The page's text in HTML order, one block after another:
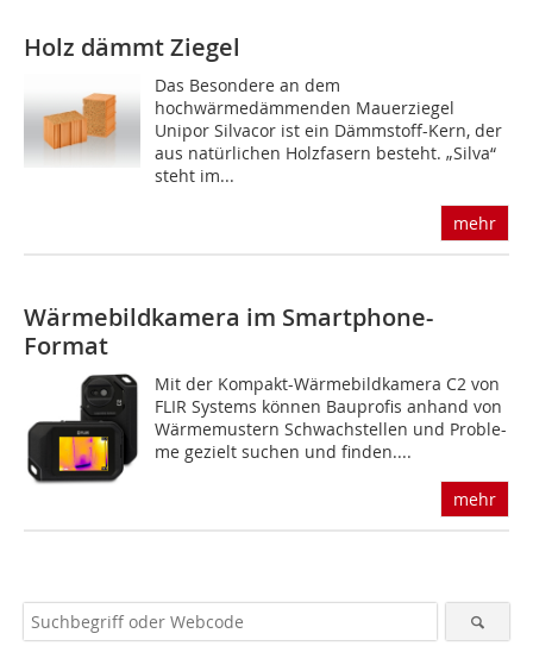
Holz dämmt Ziegel
Das Besondere an dem
hochwärmedämmenden Mauerziegel
Unipor Silvacor ist ein Dämmstoff-Kern, der
aus natürlichen Holzfasern besteht. „Silva“
steht im...
mehr
Wärmebildkamera im Smartphone-
Format
Mit der Kompakt-Wärmebildkamera C2 von
FLIR Systems können Bauprofis anhand von
Wärmemustern Schwachstellen und Proble-
me gezielt suchen und finden....
mehr